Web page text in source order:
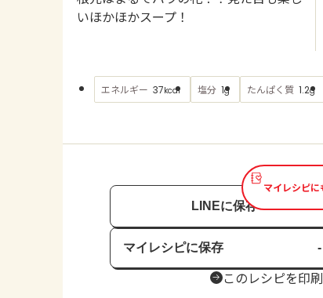
いほかほかスープ！
エネルギー 37kcal 塩分 1g たんぱく質 1.2g
マイレシピに
LINEに保存
マイレシピに保存
保存済み
-
このレシピを印